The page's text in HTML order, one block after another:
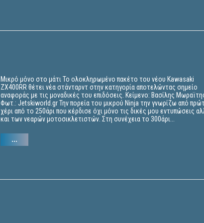
Μικρό μόνο στο μάτι Το ολοκληρωμένο πακέτο του νέου Kawasaki
ZX400RR θέτει νέα στάνταρντ στην κατηγορία αποτελώντας σημείο
αναφοράς με τις μοναδικές του επιδόσεις. Κείμενο: Βασίλης
Φωτ.: Jetskiworld.gr Την πορεία του μικρού Ninja την γνωρίζω από
χέρι από το 250άρι που κέρδισε όχι μόνο τις δικές μου εντυπώσεις
και των νεαρών μοτοσικλετιστών. Στη συνέχεια το 300άρι...
...